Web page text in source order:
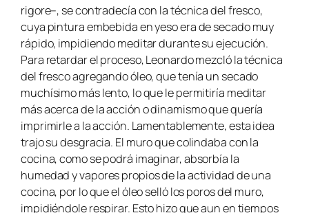
rigore–, se contradecía con la técnica del fresco,
cuya pintura embebida en yeso era de secado muy
rápido, impidiendo meditar durante su ejecución.
Para retardar el proceso, Leonardo mezcló la técnica
del fresco agregando óleo, que tenía un secado
muchísimo más lento, lo que le permitiría meditar
más acerca de la acción o dinamismo que quería
imprimirle a la acción. Lamentablemente, esta idea
trajo su desgracia. El muro que colindaba con la
cocina, como se podrá imaginar, absorbía la
humedad y vapores propios de la actividad de una
cocina, por lo que el óleo selló los poros del muro,
impidiéndole respirar. Esto hizo que aun en tiempos